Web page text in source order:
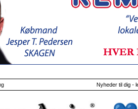
Nyheder til dig -